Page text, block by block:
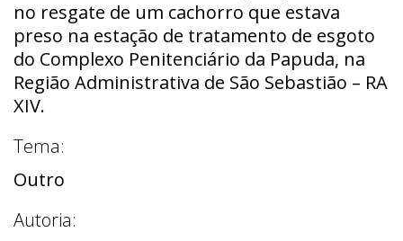
no resgate de um cachorro que estava
preso na estação de tratamento de esgoto
do Complexo Penitenciário da Papuda, na
Região Administrativa de São Sebastião – RA
XIV.
Tema:
Outro
Autoria: